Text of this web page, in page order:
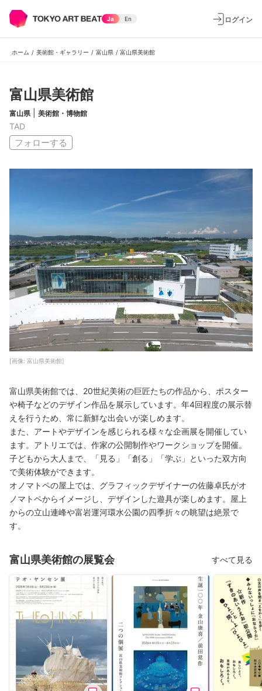
Ja En ログイン
ホーム / 美術館・ギャラリー / 富山県 / 富山県美術館
富山県美術館
富山県 美術館・博物館
TAD
フォローする
[画像: 富山県美術館]
富山県美術館では、20世紀美術の巨匠たちの作品から、ポスター
や椅子などのデザイン作品を展示しています。年4回程度の展示替
えを行うため、常に新鮮な出会いが楽しめます。
また、アートやデザインを感じられる様々な企画展を開催してい
ます。アトリエでは、作家の公開制作やワークショップを開催。
子どもから大人まで、「見る」「創る」「学ぶ」といった双方向
で美術体験ができます。
オノマトペの屋上では、グラフィックデザイナーの佐藤卓氏がオ
ノマトペからイメージし、デザインした遊具が楽しめます。屋上
からの立山連峰や富岩運河環水公園の四季折々の眺望は絶景で
す。
富山県美術館の展覧会 すべて見る